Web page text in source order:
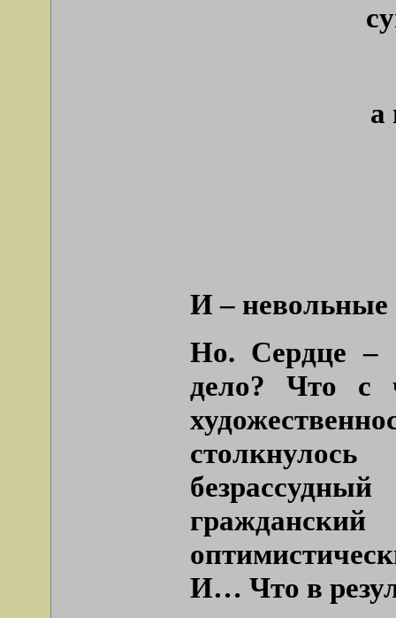
а
И – невольные
Но. Сердце –
дело? Что с
И… Что в